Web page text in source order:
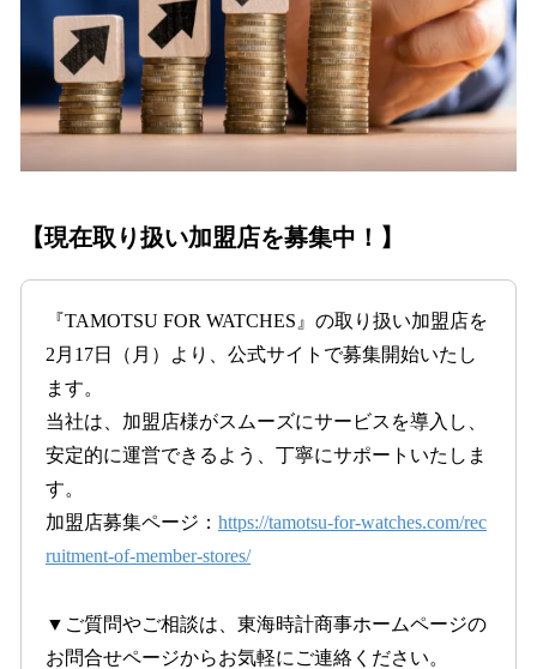
【現在取り扱い加盟店を募集中！】
『TAMOTSU FOR WATCHES』の取り扱い加盟店を
2月17日（月）より、公式サイトで募集開始いたし
ます。
当社は、加盟店様がスムーズにサービスを導入し、
安定的に運営できるよう、丁寧にサポートいたしま
す。
加盟店募集ページ： https://tamotsu-for-watches.com/rec
ruitment-of-member-stores/
▼ご質問やご相談は、東海時計商事ホームページの
お問合せページからお気軽にご連絡ください。